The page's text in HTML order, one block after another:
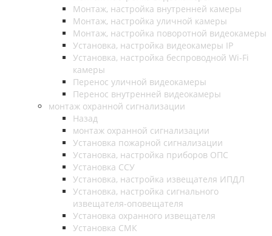
Монтаж, настройка внутренней камеры
Монтаж, настройка уличной камеры
Монтаж, настройка поворотной видеокамеры
Установка, настройка видеокамеры IP
Установка, настройка беспроводной Wi-Fi
камеры
Перенос уличной видеокамеры
Перенос внутренней видеокамеры
монтаж охранной сигнализации
Назад
монтаж охранной сигнализации
Установка пожарной сигнализации
Установка, настройка приборов ОПС
Установка ССУ
Установка, настройка извещателя ИПДЛ
Установка, настройка сигнального
извещателя-оповещателя
Установка охранного извещателя
Установка СМК